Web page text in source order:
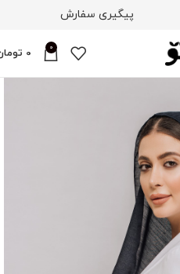
پیگیری سفارش
0
0